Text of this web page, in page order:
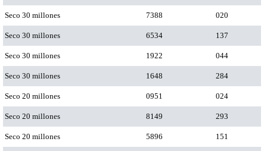
Seco 30 millones 7388 020
Seco 30 millones 6534 137
Seco 30 millones 1922 044
Seco 30 millones 1648 284
Seco 20 millones 0951 024
Seco 20 millones 8149 293
Seco 20 millones 5896 151